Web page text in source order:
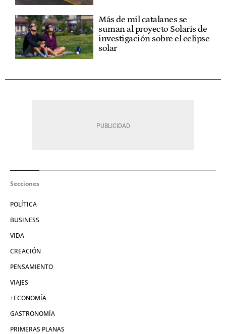
Más de mil catalanes se
suman al proyecto Solaris de
investigación sobre el eclipse
solar
Secciones
POLÍTICA
BUSINESS
VIDA
CREACIÓN
PENSAMIENTO
VIAJES
+ECONOMÍA
GASTRONOMÍA
PRIMERAS PLANAS